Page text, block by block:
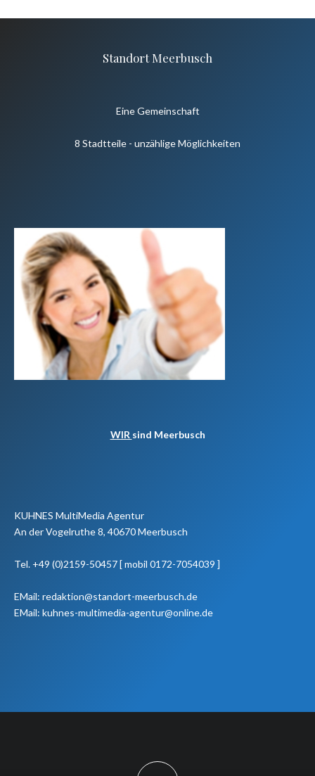
Standort Meerbusch
Eine Gemeinschaft
8 Stadtteile - unzählige Möglichkeiten
WIR sind Meerbusch
KUHNES MultiMedia Agentur
An der Vogelruthe 8, 40670 Meerbusch
Tel. +49 (0)2159-50457 [ mobil 0172-7054039 ]
EMail: redaktion@standort-meerbusch.de
EMail: kuhnes-multimedia-agentur@online.de